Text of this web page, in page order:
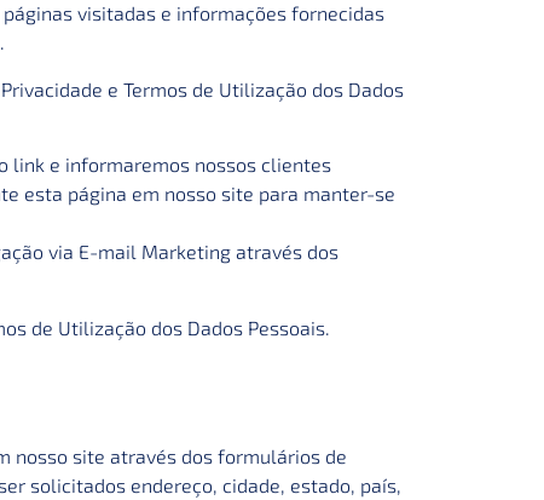
visitadas e informações fornecidas
e Termos de Utilização dos Dados
link e informaremos nossos clientes
esta página em nosso site para manter-se
via E-mail Marketing através dos
de Utilização dos Dados Pessoais.
nosso site através dos formulários de
solicitados endereço, cidade, estado, país,